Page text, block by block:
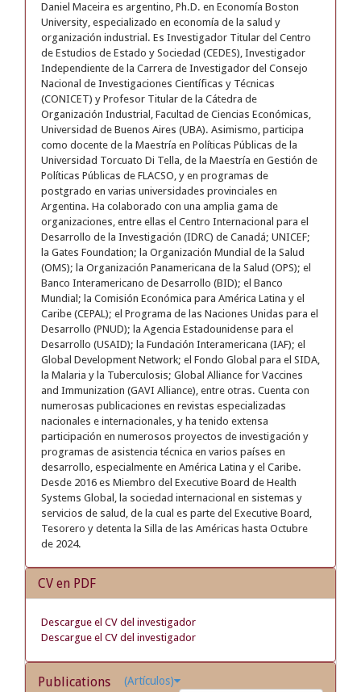
Daniel Maceira es argentino, Ph.D. en Economía Boston
University, especializado en economía de la salud y
organización industrial. Es Investigador Titular del Centro
de Estudios de Estado y Sociedad (CEDES), Investigador
Independiente de la Carrera de Investigador del Consejo
Nacional de Investigaciones Científicas y Técnicas
(CONICET) y Profesor Titular de la Cátedra de
Organización Industrial, Facultad de Ciencias Económicas,
Universidad de Buenos Aires (UBA). Asimismo, participa
como docente de la Maestría en Políticas Públicas de la
Universidad Torcuato Di Tella, de la Maestría en Gestión de
Políticas Públicas de FLACSO, y en programas de
postgrado en varias universidades provinciales en
Argentina. Ha colaborado con una amplia gama de
organizaciones, entre ellas el Centro Internacional para el
Desarrollo de la Investigación (IDRC) de Canadá; UNICEF;
la Gates Foundation; la Organización Mundial de la Salud
(OMS); la Organización Panamericana de la Salud (OPS); el
Banco Interamericano de Desarrollo (BID); el Banco
Mundial; la Comisión Económica para América Latina y el
Caribe (CEPAL); el Programa de las Naciones Unidas para el
Desarrollo (PNUD); la Agencia Estadounidense para el
Desarrollo (USAID); la Fundación Interamericana (IAF); el
Global Development Network; el Fondo Global para el SIDA,
la Malaria y la Tuberculosis; Global Alliance for Vaccines
and Immunization (GAVI Alliance), entre otras. Cuenta con
numerosas publicaciones en revistas especializadas
nacionales e internacionales, y ha tenido extensa
participación en numerosos proyectos de investigación y
programas de asistencia técnica en varios países en
desarrollo, especialmente en América Latina y el Caribe.
Desde 2016 es Miembro del Executive Board de Health
Systems Global, la sociedad internacional en sistemas y
servicios de salud, de la cual es parte del Executive Board,
Tesorero y detenta la Silla de las Américas hasta Octubre
de 2024.
CV en PDF
Descargue el CV del investigador
Descargue el CV del investigador
Publications
(Artículos)